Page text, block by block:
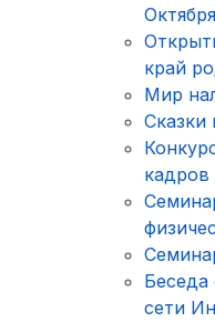
Октября
край
Мир
Сказки
кадров
Беседа
сети